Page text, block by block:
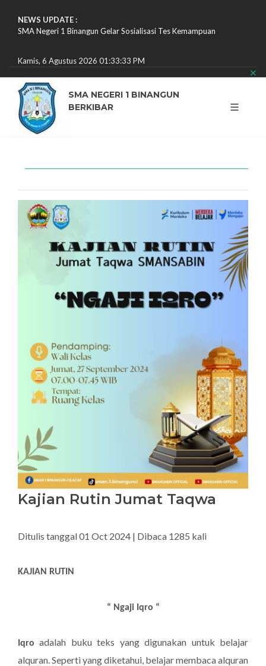
NEWS UPDATE :
SMA Negeri 1 Binangun Gelar Sosialisasi Tes Kemampuan
Aktivitas Penerimaan Tamu Ambalan (PTA) SMANSABIN
Semangat, ...
Semangat Baru Peserta Didik Baru dalam Mengikuti MPLS Hari P...
SMA Negeri 1 Binangun Selenggarakan Workshop Penyusunan
Kuri...
IHT Digitalisasi Pembelajaran Untuk Akreditasi Sekolah...
SMAN 1 Binangun Buka SPMB Tahun Ajaran 2026/2027, Siapkan
Kabu...
N...
Pelatihan Kehumasan dan Media Sosial Tingkatkan Kompetensi T...
Kamis, 6 Agustus 2026 01:33:34 PM
SMA NEGERI 1 BINANGUN
BERKIBAR
Kajian Rutin Jumat Taqwa
Ditulis tanggal 01 Oct 2024 | Dibaca 1285 kali
KAJIAN RUTIN
“ Ngaji Iqro “
Iqro adalah buku teks yang digunakan untuk belajar
alquran. Seperti yang diketahui, belajar membaca alquran